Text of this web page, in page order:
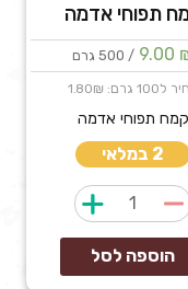
תפוחי אדמה
9.00 / 500 גרם
גרם: 1.80₪
קמח תפוחי אדמה
2 במלאי
כמות
של
קמח
תפוחי
הוספה לסל